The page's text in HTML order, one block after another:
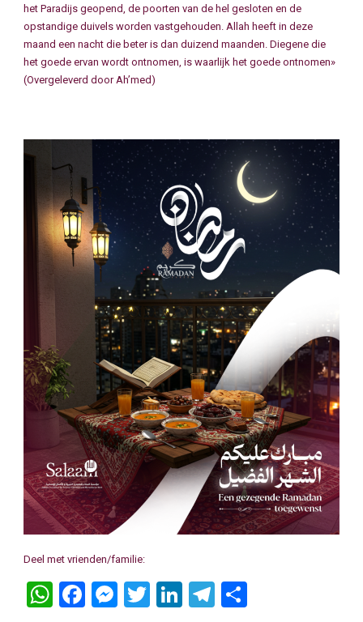
het Paradijs geopend, de poorten van de hel gesloten en de
opstandige duivels worden vastgehouden. Allah heeft in deze
maand een nacht die beter is dan duizend maanden. Diegene die
het goede ervan wordt ontnomen, is waarlijk het goede ontnomen»
(Overgeleverd door Ah’med)
Deel met vrienden/familie:
WhatsApp
Facebook
Messenger
Twitter
LinkedIn
Telegram